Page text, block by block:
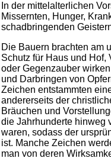
In der mittelalterlichen
Missernten, Hunger,
schadbringenden
Die Bauern brachten am
Schutz für Haus und Hof,
oder Gegenzauber
und Darbringen von
Zeichen entstammten
andererseits der
Bräuchen und
die Jahrhunderte hinweg
waren, sodass der
ist. Manche Zeichen
man von deren